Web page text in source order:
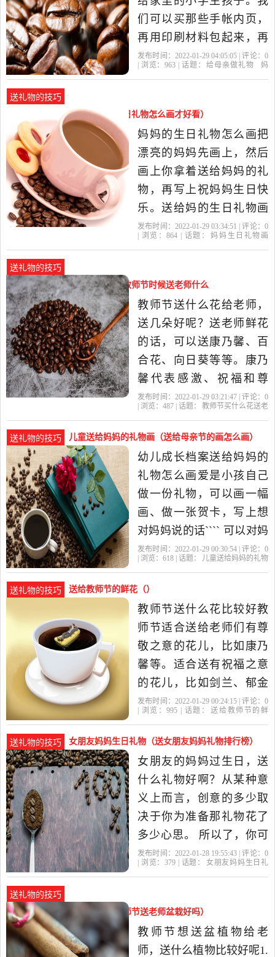
礼物送
们可以买那些手帐内页，
再用印刷材料包起来，再
用丝带捆成一捆。记事本
婷很迷手工，她做了很多
这样的小本子呢。 2、手工
项链 这条项链是用毛线
做...怎
发布时间：2022-01-29 04:05:05 | 评论： 0
| 浏览：963 | 话题： 给母亲做礼物
妈
送礼物的技巧
妈妈生日礼物画画（妈妈的生日礼物怎么画才好看）
妈妈的生日礼物怎么画把
漂亮的妈妈先画上，然后
画上你拿着送给妈妈的礼
物，再写上祝妈妈生日快
乐。送给妈的生日礼物画
画年级1、如果资金足够的
石手链、耳钉等，都是有
美容养颜的功效哦； 2、你
也可以送妈妈一些比较有
创意的礼物，
发布时间：2022-01-29 03:34:51 | 评论： 0
| 浏览：864 | 话题：
妈妈生日礼物画
送礼物的技巧
教师节买什么花送老师合适（教师节时候送老师什么
花最好）
教师节送什么花给老师，
送几朵好呢？送老师鲜花
的话，可以送康乃馨、百
合花、向日葵等等。康乃
馨代表感激、祝福和尊
敬；百合花代表祝福；向
以送6朵、9朵、8朵、11
朵，教师节送老师鲜花的
数量选择6朵就可以表示为
希望老师生活工作一切都
顺顺利利，9
发布时间：2022-01-29 03:21:47 | 评论： 0
| 浏览： 487 | 话题：
教师节买什么花送老
送礼物的技巧 儿童送给妈妈的礼物画（送给母亲节的画怎么画）
幼儿成长档案送给妈妈的
礼物怎么画爱是小孩自己
做一份礼物，可以画一幅
画、做一张贺卡，写上想
对妈妈说的话```` 可以对妈
妈说：妈妈你累了休息一
给妈妈的礼物怎么画有哪
些妈妈生日适合送康乃
馨、母亲花（萱草）。 1、
康乃馨送母亲的花的代
表，康乃馨
发布时间：2022-01-29 00:30:54 | 评论： 0
| 浏览： 618 | 话题：
儿童送给妈妈的礼物
送礼物的技巧 送给教师节的鲜花（）
教师节送什么花比较好教
师节适合送给老师们有尊
敬之意的花儿，比如康乃
馨等。适合送有祝福之意
的花儿，比如剑兰、郁金
香等。还适合送有感激之
合花。另外，若要送给女
老师，那么送白色的百合
花也是可以的。 一、有尊
敬之意的花 教师节适合送
给...教师节
发布时间：2022-01-29 00:24:15 | 评论： 0
| 浏览：995 | 话题：
送给教师节的鲜
送礼物的技巧 女朋友妈妈生日礼物（送女朋友妈妈礼物排行榜）
女朋友的妈妈过生日，送
什么礼物好啊？从某种意
义上而言，创意的多少取
决于你为准备那礼物花了
多少心思。 所以了，你可
以自制礼物，比如个性电
需要花心思去好好包装一
下，比如： 一、制作一个
她（他）形象的玩偶，突
发布时间：2022-01-28 19:55:43 | 评论： 0
| 浏览： 379 | 话题：
女朋友妈妈生日礼
送礼物的技巧
教师节送什么植物给老师（教师节送老师盆栽好吗）
教师节想送盆植物给老
师，送什么植物比较好呢1.